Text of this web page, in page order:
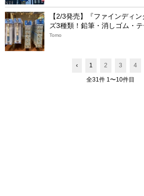
【2/3発売】『ファインディ
ズ3種類！鉛筆・消しゴム・テ
Tomo
‹ 1 2 3 4
全31件 1〜10件目